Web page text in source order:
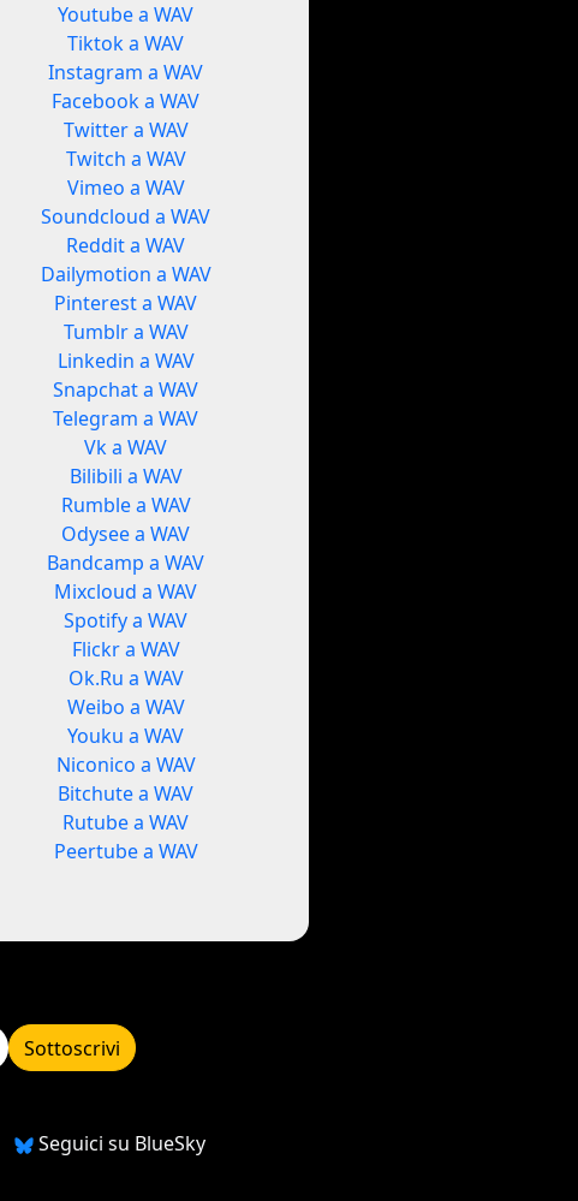
Youtube a WAV
Tiktok a WAV
Instagram a WAV
Facebook a WAV
Twitter a WAV
Twitch a WAV
Vimeo a WAV
Soundcloud a WAV
Reddit a WAV
Dailymotion a WAV
Pinterest a WAV
Tumblr a WAV
Linkedin a WAV
Snapchat a WAV
Telegram a WAV
Vk a WAV
Bilibili a WAV
Rumble a WAV
Odysee a WAV
Bandcamp a WAV
Mixcloud a WAV
Spotify a WAV
Flickr a WAV
Ok.Ru a WAV
Weibo a WAV
Youku a WAV
Niconico a WAV
Bitchute a WAV
Rutube a WAV
Peertube a WAV
Sottoscrivi
Seguici su BlueSky